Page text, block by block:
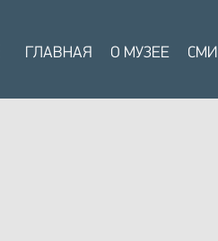
ГЛАВНАЯ О МУЗЕЕ СМИ